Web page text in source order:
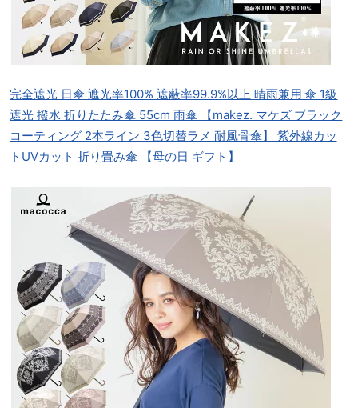
完全遮光 日傘 遮光率100% 遮蔽率99.9%以上 晴雨兼用 傘 1級
遮光 撥水 折りたたみ傘 55cm 雨傘 【makez. マケズ ブラック
コーティング 2本ライン 3色切替ラメ 耐風骨傘】 紫外線カッ
トUVカット 折り畳み傘 【母の日 ギフト】